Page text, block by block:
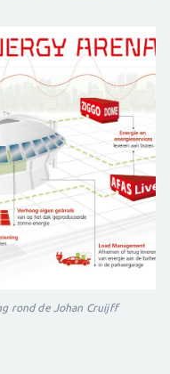
rond de Johan Cruijff